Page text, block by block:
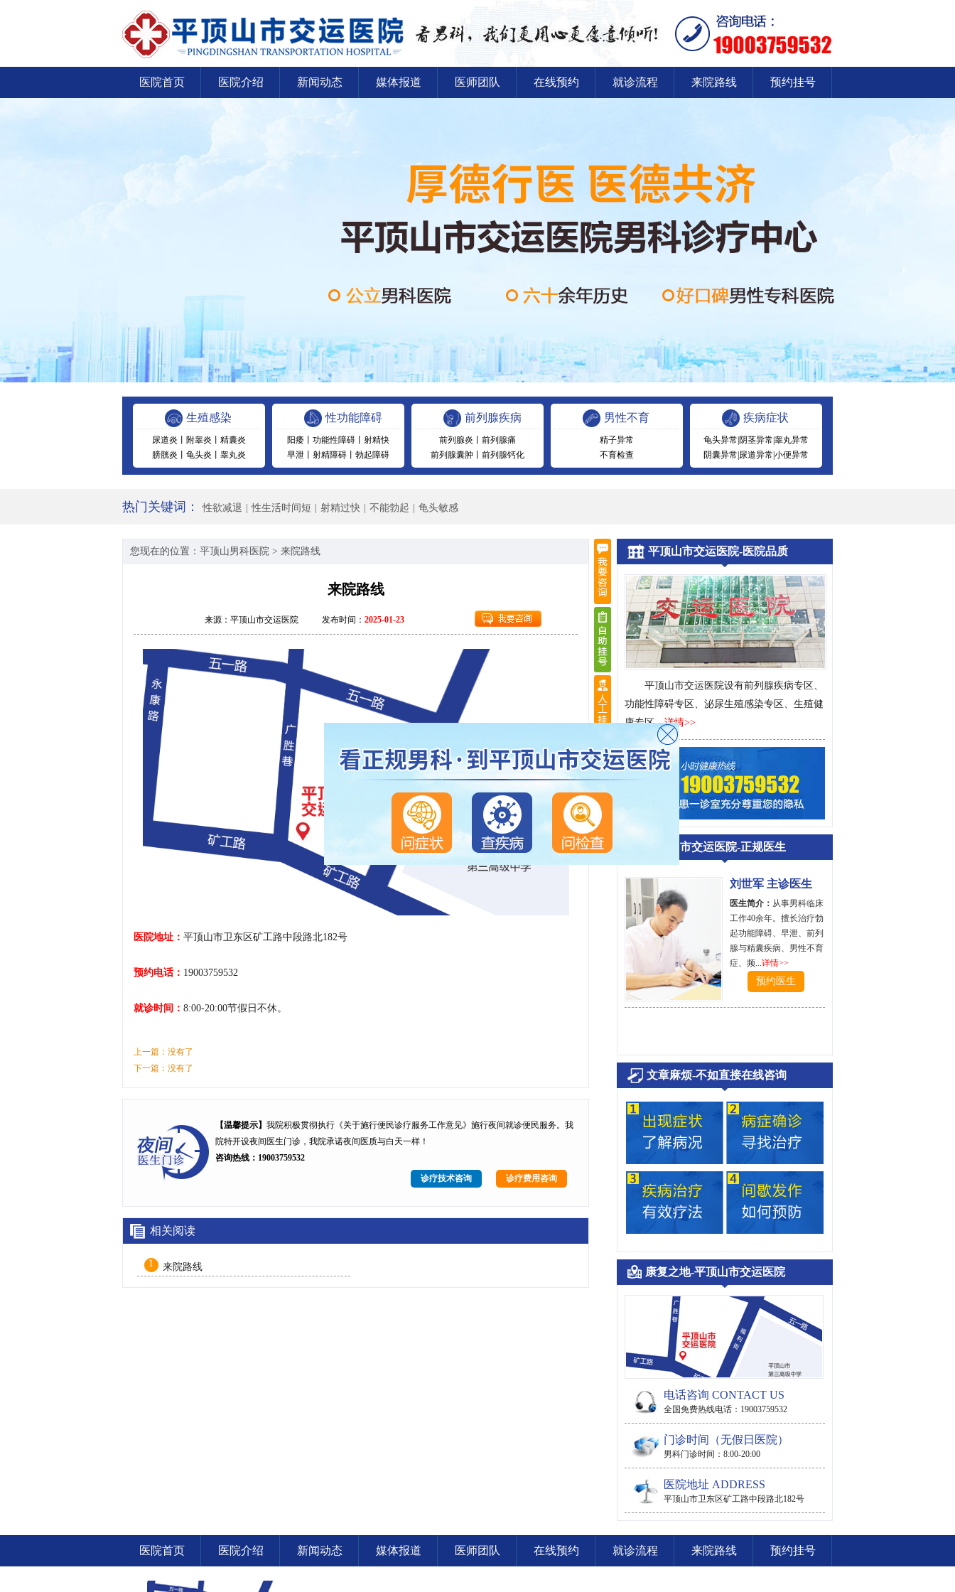
医院首页 医院介绍 新闻动态 媒体报道 医师团队 在线预约 就诊流程 来院路线 预约挂号
生殖感染
尿道炎 附睾炎
精囊炎
膀胱炎
龟头炎 睾丸炎
性功能障碍
阳痿 功能性障碍
射精快
早泄
射精障碍 勃起障碍
前列腺疾病
前列腺炎
前列腺痛
前列腺囊肿
前列腺钙化
男性不育
精子异常
不育检查
疾病症状
龟头异常 阴茎异常 睾丸异常
阴囊异常 尿道异常 小便异常
热门关键词： 性欲减退 性生活时间短 射精过快 不能勃起 龟头敏感
您现在的位置： 平顶山男科医院 > 来院路线
来院路线
来源： 平顶山市交运医院 发布时间： 2025-01-23
医院地址： 平顶山市卫东区矿工路中段路北182号
预约电话： 19003759532
就诊时间： 8:00-20:00节假日不休。
上一篇：没有了
下一篇：没有了
【温馨提示】 我院积极贯彻执行 《关于施行便民诊疗服务工作意见》 施行夜间就诊便民服务。我
院特开设夜间医生门诊 ，我院承诺夜间医质与白天一样！
咨询热线：19003759532
诊疗费用咨询
诊疗技术咨询
相关阅读
1 来院路线
平顶山市交运医院-医院品质
平顶山市交运医院设有前列腺疾病专区、
功能性障碍专区、泌尿生殖感染专区、生殖健
康专区…详情>>
平顶山市交运医院-正规医生
刘世军 主诊医生
医生简介： 从事男科临床
工作40余年。擅长治疗勃
起功能障碍、早泄、前列
腺与精囊疾病、男性不育
症、频...详情>>
预约医生
文章麻烦-不如直接在线咨询
康复之地-平顶山市交运医院
电话咨询 CONTACT US
全国免费热线电话：19003759532
门诊时间（无假日医院）
男科门诊时间：8:00-20:00
医院地址 ADDRESS
平顶山市卫东区矿工路中段路北182号
医院首页 医院介绍 新闻动态 媒体报道 医师团队 在线预约 就诊流程 来院路线 预约挂号